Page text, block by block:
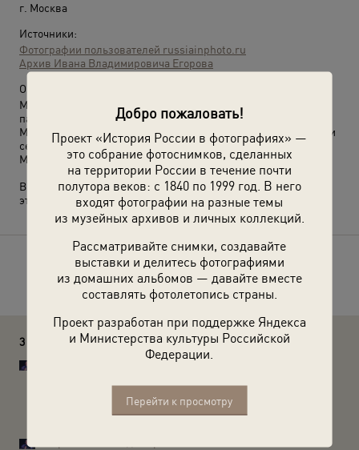
Добро пожаловать!
Проект «История России в фотографиях» —
это собрание фотоснимков, сделанных
на территории России в течение почти
полутора веков: с 1840 по 1999 год. В него
входят фотографии на разные темы
из музейных архивов и личных коллекций.
Рассматривайте снимки, создавайте
выставки и делитесь фотографиями
из домашних альбомов — давайте вместе
составлять фотолетопись страны.
Проект разработан при поддержке Яндекса
и Министерства культуры Российской
Федерации.
Перейти к просмотру
г. Москва
Источники:
Фотографии пользователей russiainphoto.ru
Архив Ивана Владимировича Егорова
О фотографии:
Москворецкая улица проходила от улицы Варварки
параллельно площади Васильевского Спуска и до
Москворецкой набережной. Москворецкая улица существует и
сейчас – она превратилась в проезд между Большим
Москворецким мостом и парком Зарядье.
Выставка«Зарядье, с которым никто не знал, что делать...»
этой фотографией.
Расскажите друзьям об этом фото
3 комментария
Егоров Иван Владимирович
парком Зарядье, на картах Москвы сохраняющий